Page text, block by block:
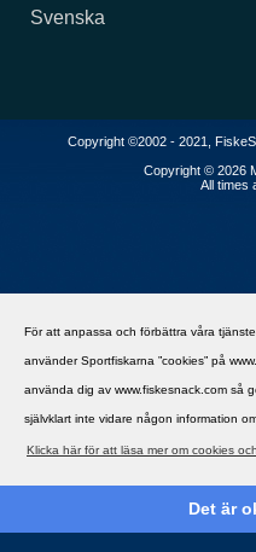
För att anpassa och förbättra våra
använder Sportfiskarna ”cookies” på
använda dig av www.fiskesnack.com så
självklart inte vidare någon information
Klicka här för att läsa mer om cookies
Det är
Svenska
Copyright ©2002 - 2021,
Copyright © 2026
All times